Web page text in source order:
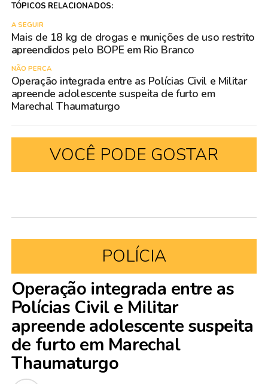
TÓPICOS RELACIONADOS:
A SEGUIR
Mais de 18 kg de drogas e munições de uso restrito
apreendidos pelo BOPE em Rio Branco
NÃO PERCA
Operação integrada entre as Polícias Civil e Militar
apreende adolescente suspeita de furto em
Marechal Thaumaturgo
VOCÊ PODE GOSTAR
POLÍCIA
Operação integrada entre as
Polícias Civil e Militar
apreende adolescente suspeita
de furto em Marechal
Thaumaturgo